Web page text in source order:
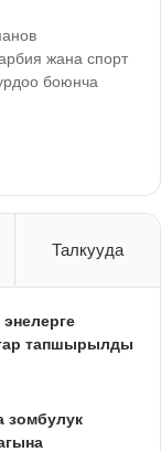
жана спорт
боюнча
Талкууда
тапшырылды
зомбулук